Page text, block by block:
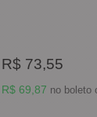
R$ 73,55
R$ 69,87